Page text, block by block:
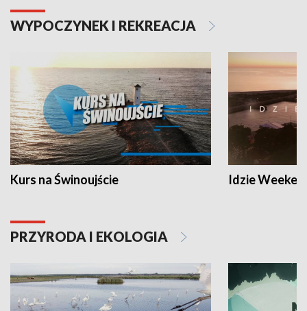
WYPOCZYNEK I REKREACJA
Kurs na Świnoujście Idzie
PRZYRODA I EKOLOGIA